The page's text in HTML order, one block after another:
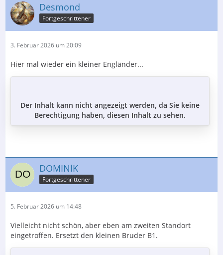
Desmond
Fortgeschrittener
3. Februar 2026 um 20:09
Hier mal wieder ein kleiner Engländer...
Der Inhalt kann nicht angezeigt werden, da Sie keine
Berechtigung haben, diesen Inhalt zu sehen.
DOMINlK
Fortgeschrittener
5. Februar 2026 um 14:48
Vielleicht nicht schön, aber eben am zweiten Standort
eingetroffen. Ersetzt den kleinen Bruder B1.